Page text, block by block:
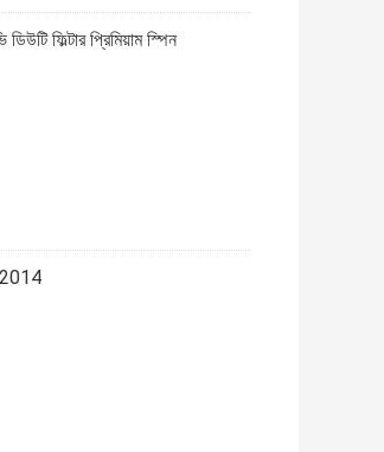
​​ফিল্টার প্রিমিয়াম স্পিন